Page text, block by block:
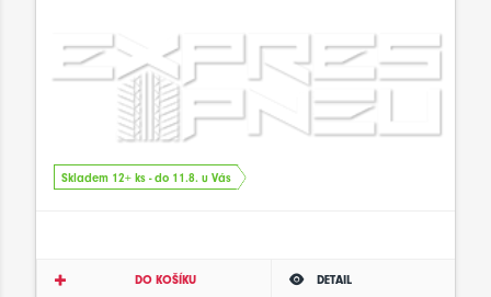
Skladem 12+ ks - do 11.8. u Vás
DO KOŠÍKU DETAIL